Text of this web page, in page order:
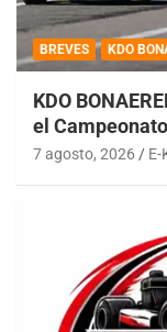
BREVES KDO
KDO
el
7 agosto, 2026 E-